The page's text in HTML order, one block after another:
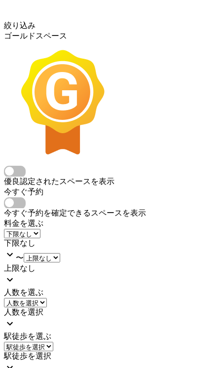
絞り込み
ゴールドスペース
優良認定されたスペースを表示
今すぐ予約
今すぐ予約を確定できるスペースを表示
料金を選ぶ
下限なし
〜
上限なし
人数を選ぶ
人数を選択
駅徒歩を選ぶ
駅徒歩を選択